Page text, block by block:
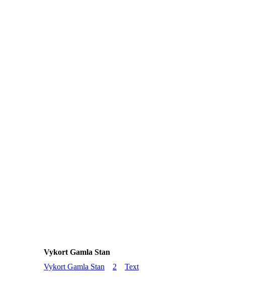
Vykort Gamla Stan
Vykort Gamla Stan
2 Text